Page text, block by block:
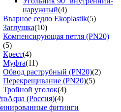
наружный(4)
Вварное седло Ekoplastik(5)
Заглушка(10)
Компенсирующая петля (PN20)
(5)
Крест(4)
Муфта(11)
Обвод раструбный (PN20)(2)
Перекрещивание (PN20)(5)
Тройной уголок(4)
(Россия)(4)
фитинги